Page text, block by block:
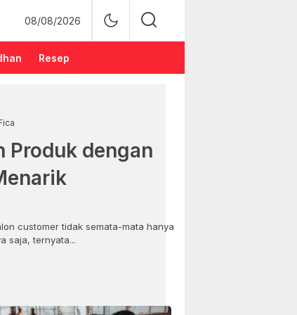
08/08/2026
Resep
Produk dengan
customer tidak semata-mata hanya
saja, ternyata...